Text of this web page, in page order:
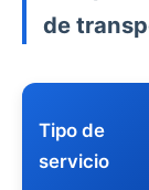
de
Tipo de
servicio